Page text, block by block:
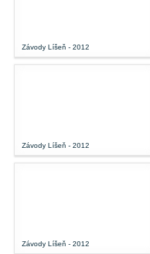
Závody Líšeň - 2012
Závody Líšeň - 2012
Závody Líšeň - 2012